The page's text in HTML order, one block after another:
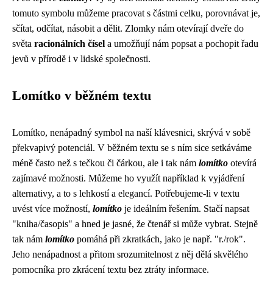
tomuto symbolu můžeme pracovat s částmi celku, porovnávat je,
sčítat, odčítat, násobit a dělit. Zlomky nám otevírají dveře do
světa racionálních čísel a umožňují nám popsat a pochopit řadu
jevů v přírodě i v lidské společnosti.
Lomítko v běžném textu
Lomítko, nenápadný symbol na naší klávesnici, skrývá v sobě
překvapivý potenciál. V běžném textu se s ním sice setkáváme
méně často než s tečkou či čárkou, ale i tak nám lomítko otevírá
zajímavé možnosti. Můžeme ho využít například k vyjádření
alternativy, a to s lehkostí a elegancí. Potřebujeme-li v textu
uvést více možností, lomítko je ideálním řešením. Stačí napsat
"kniha/časopis" a hned je jasné, že čtenář si může vybrat. Stejně
tak nám lomítko pomáhá při zkratkách, jako je např. "r./rok".
Jeho nenápadnost a přitom srozumitelnost z něj dělá skvělého
pomocníka pro zkrácení textu bez ztráty informace.